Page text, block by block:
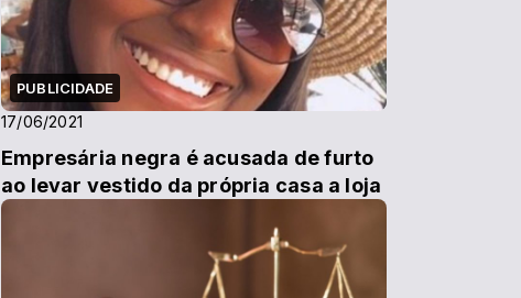
PUBLICIDADE
17/06/2021
Empresária negra é acusada de furto
ao levar vestido da própria casa a loja